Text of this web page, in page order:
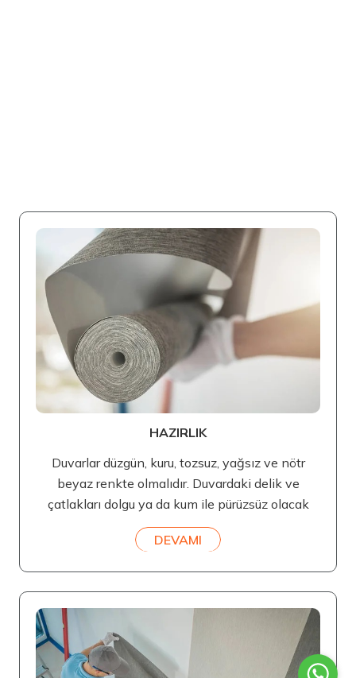
HAZIRLIK
Duvarlar düzgün, kuru, tozsuz, yağsız ve nötr
beyaz renkte olmalıdır. Duvardaki delik ve
çatlakları dolgu ya da kum ile pürüzsüz olacak
DEVAMI